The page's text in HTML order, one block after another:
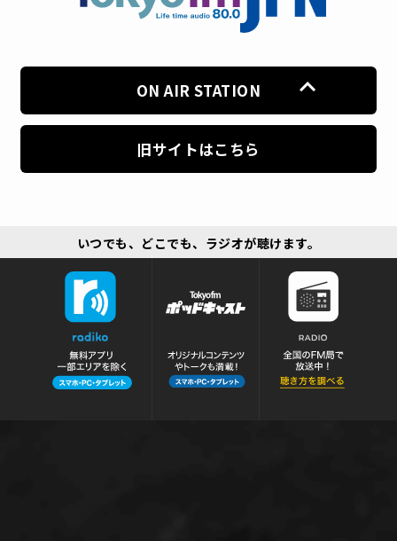
ON AIR STATION
旧サイトはこちら
いつでも、どこでも、ラジオが聴けます。